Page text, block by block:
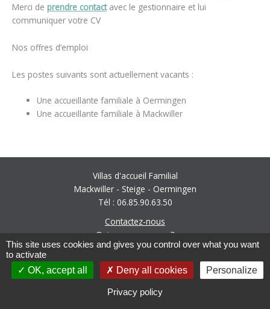
Merci de prendre contactavec le gestionnaire et lui
communiquer votre CV
Nos offres d’emploi
Les postes suivants sont actuellement vacants :
Une accueillante familiale à Oermingen
Une accueillante familiale à Mackwiller
Villas d'accueil Familial
Mackwiller - Steige - Oermingen
Tél : 06.85.90.63.50
Contactez-nous
Qui sommes-nous ?
Mentions légales
Gestion des cookies
This site uses cookies and gives you control over what you want
to activate
OK, accept all
Deny all cookies Personalize
Privacy policy